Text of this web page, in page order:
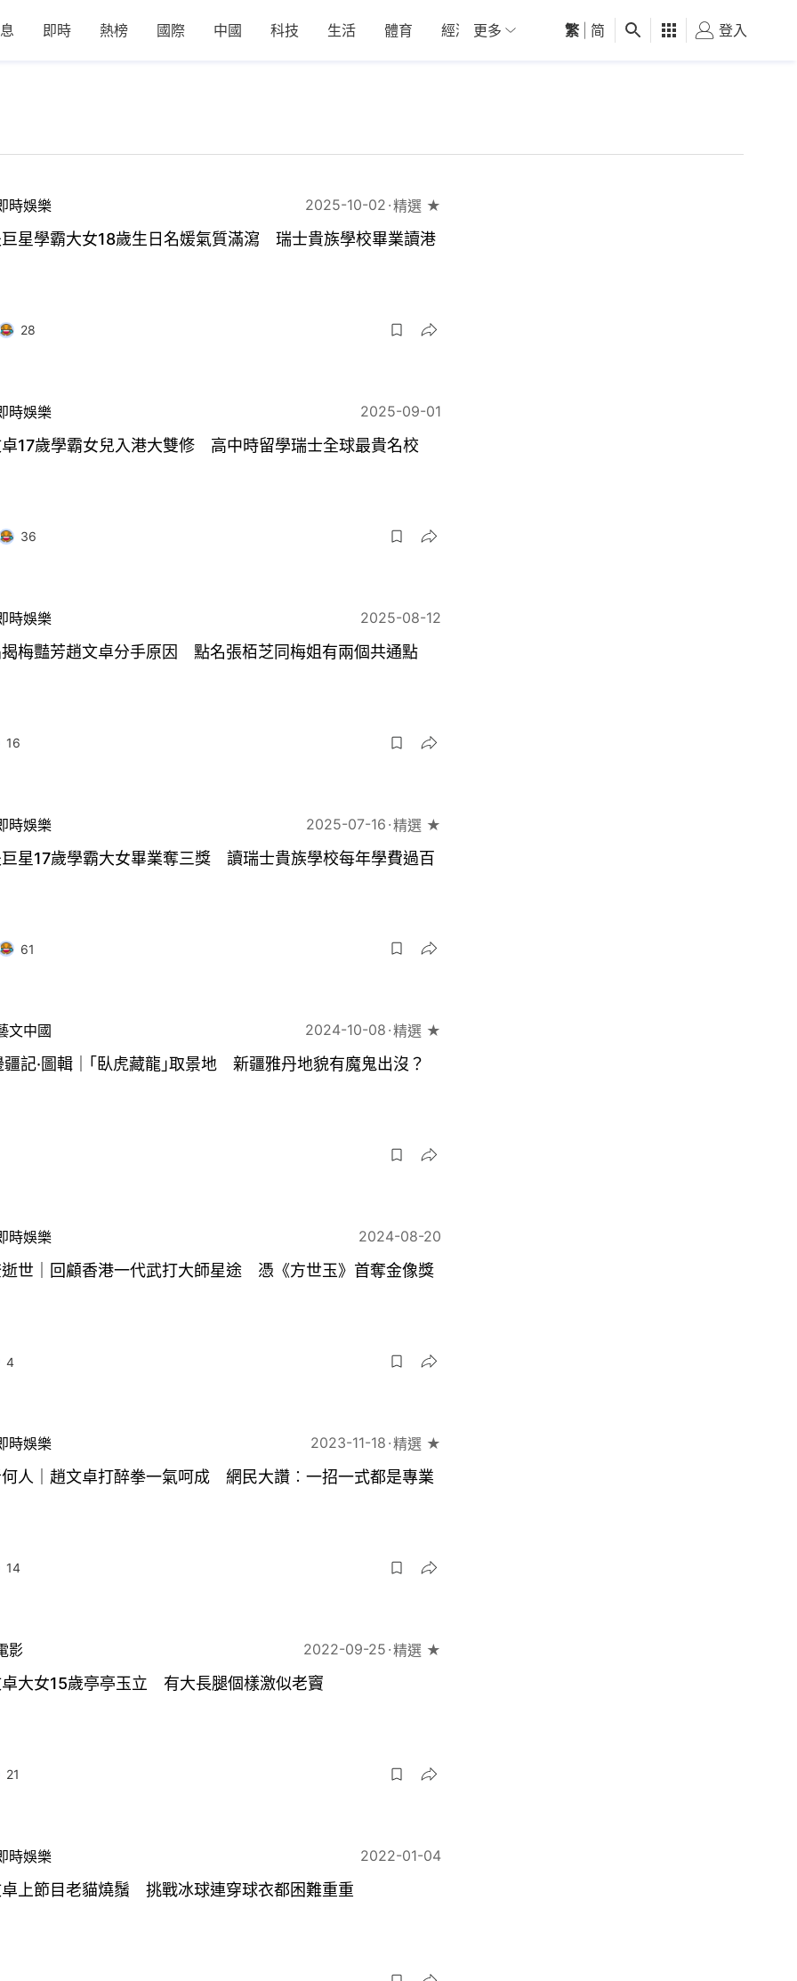
即時 熱榜 國際 中國 科技 生活 體育 經濟 01深圳 觀點 健康 好食玩飛
更多 繁 简 登入
時娛樂 2025-10-02 精選 ★
星學霸大女18歲生日名媛氣質滿瀉 瑞士貴族學校畢業讀港
28
時娛樂 2025-09-01
17歲學霸女兒入港大雙修 高中時留學瑞士全球最貴名校
36
時娛樂 2025-08-12
梅豔芳趙文卓分手原因 點名張栢芝同梅姐有兩個共通點
16
時娛樂 2025-07-16 精選 ★
星17歲學霸大女畢業奪三獎 讀瑞士貴族學校每年學費過百
61
文中國 2024-10-08 精選 ★
記·圖輯｜｢臥虎藏龍｣取景地 新疆雅丹地貌有魔鬼出沒？
時娛樂 2024-08-20
世｜回顧香港一代武打大師星途 憑《方世玉》首奪金像獎
4
時娛樂 2023-11-18 精選 ★
人｜趙文卓打醉拳一氣呵成 網民大讚︰一招一式都是專業
14
影 2022-09-25 精選 ★
大女15歲亭亭玉立 有大長腿個樣激似老竇
21
時娛樂 2022-01-04
上節目老貓燒鬚 挑戰冰球連穿球衣都困難重重